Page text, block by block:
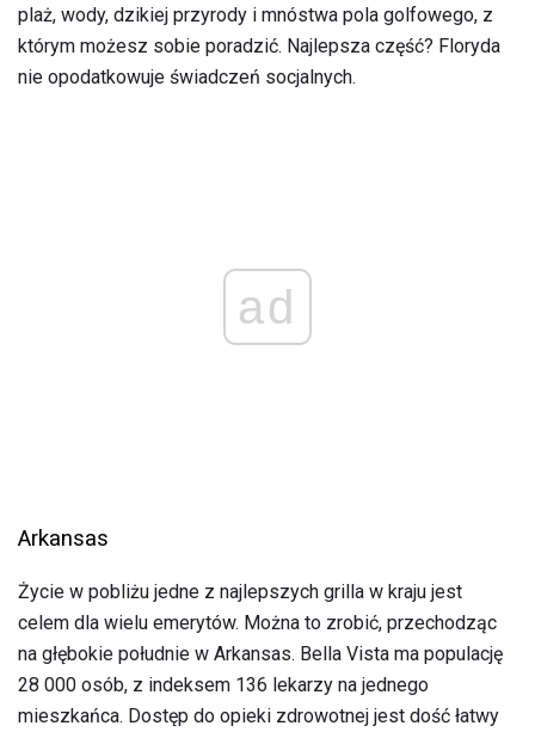
plaż, wody, dzikiej przyrody i mnóstwa pola golfowego, z
którym możesz sobie poradzić. Najlepsza część? Floryda
nie opodatkowuje świadczeń socjalnych.
ad
Arkansas
Życie w pobliżu jedne z najlepszych grilla w kraju jest
celem dla wielu emerytów. Można to zrobić, przechodząc
na głębokie południe w Arkansas. Bella Vista ma populację
28 000 osób, z indeksem 136 lekarzy na jednego
mieszkańca. Dostęp do opieki zdrowotnej jest dość łatwy